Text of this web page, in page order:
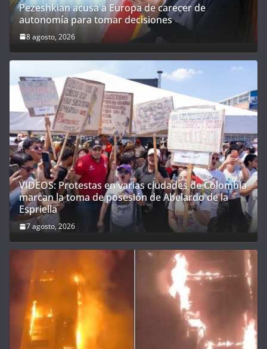
Pezeshkian acusa a Europa de carecer de
autonomía para tomar decisiones
8 agosto, 2026
VIDEOS: Protestas en varias ciudades de Colombia
marcan la toma de posesión de Abelardo de la
Espriella
7 agosto, 2026